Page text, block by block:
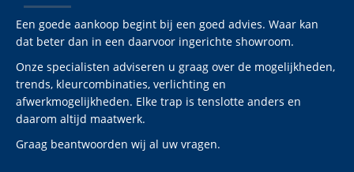
Een goede aankoop begint bij een goed advies. Waar kan
dat beter dan in een daarvoor ingerichte showroom.
Onze specialisten adviseren u graag over de mogelijkheden,
trends, kleurcombinaties, verlichting en
afwerkmogelijkheden. Elke trap is tenslotte anders en
daarom altijd maatwerk.
Graag beantwoorden wij al uw vragen.